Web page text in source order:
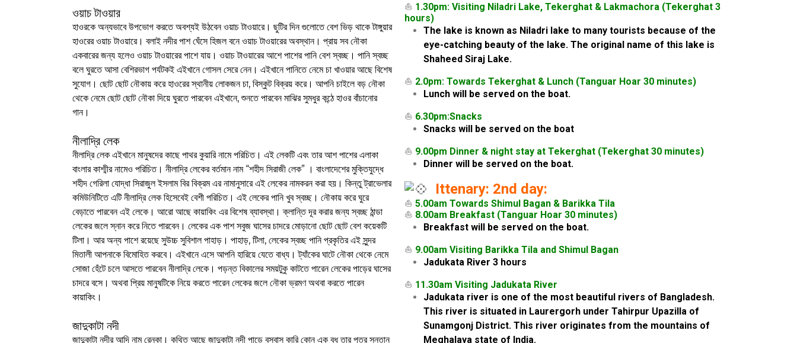
ওয়াচ টাওয়ার
হাওরকে অন্যভাবে উপভোগ করতে অবশ্যই উঠবেন ওয়াচ টাওয়ারে। ছুটির দিন গুলোতে বেশ ভিড় থাকে টাঙ্গুয়ার
হাওরের ওয়াচ টাওয়ারে। বলাই নদীর পাশ ঘেঁসে হিজল বনে ওয়াচ টাওয়ারের অবস্থান। প্রায় সব নৌকা
একবারের জন্য হলেও ওয়াচ টাওয়ারের পাশে যায়। ওয়াচ টাওয়ারের আশে পাশের পানি বেশ স্বচ্ছ। পানি স্বচ্ছ
বলে ঘুরতে আসা বেশিরভাগ পর্যটকই এইখানে গোসল সেরে নেন। এইখানে পানিতে নেমে চা খাওয়ার আছে বিশেষ
সুযোগ। ছোট ছোট নৌকায় করে হাওরের স্থানীয় লোকজন চা, বিস্কুট বিক্রয় করে। আপনি চাইলে বড় নৌকা
থেকে নেমে ছোট ছোট নৌকা দিয়ে ঘুরতে পারবেন এইখানে, শুনতে পারবেন মাঝির সুমধুর কন্ঠে হাওর বাঁচানোর
গান।
নীলাদ্রি লেক
নীলাদ্রি লেক এইখানে মানুষদের কাছে পাথর কুয়ারি নামে পরিচিত। এই লেকটি এবং তার আশ পাশের এলাকা
বাংলার কাশ্মীর নামেও পরিচিত। নীলাদ্রি লেকের বর্তমান নাম “শহীদ সিরাজী লেক” । বাংলাদেশের মুক্তিযুদ্ধে
শহীদ গেরিলা যোদ্ধা সিরাজুল ইসলাম বির বিক্রম এর নামানুসারে এই লেকের নামকরন করা হয়। কিন্তু ট্রাভেলার
কমিউনিটিতে এটি নীলাদ্রি লেক হিসেবেই বেশী পরিচিত। এই লেকের পানি খুব স্বচ্ছ। নৌকায় করে ঘুরে
বেড়াতে পারবেন এই লেকে। আরো আছে কায়াকিং এর বিশেষ ব্যাবস্থা। ক্লান্তি দূর করার জন্য স্বচ্ছ ঠান্ডা
লেকের জলে স্নান করে নিতে পারবেন। লেকের এক পাশ সবুজ ঘাসের চাদরে মোড়ানো ছোট ছোট বেশ কয়েকটি
টিলা। আর অন্য পাশে রয়েছে সুউচ্চ সুবিশাল পাহাড়। পাহাড়, টিলা, লেকের স্বচ্ছ পানি প্রকৃতির এই সুন্দর
মিতালী আপনাকে বিমোহিত করবে। এইখানে এসে আপনি হারিয়ে যেতে বাধ্য। ট্যাঁকের ঘাটে নৌকা থেকে নেমে
সোজা হেঁটে চলে আসতে পারবেন নীলাদ্রি লেকে। পড়ন্ত বিকালের সময়টুকু কাটতে পারেন লেকের পাড়ের ঘাসের
চাদরে বসে। অথবা প্রিয় মানুষটিকে নিয়ে করতে পারেন লেকের জলে নৌকা ভ্রমণ অথবা করতে পারেন
কায়াকিং।
জাদুকাটা নদী
জাদুকাটা নদীর আদি নাম রেনুকা। কথিত আছে জাদুকাটা নদী পাড়ে বসবাস কারি কোন এক বধু তার পুত্র সন্তান
⛵ 1.30pm: Visiting Niladri Lake, Tekerghat & Lakmachora (Tekerghat 3
hours)
The lake is known as Niladri lake to many tourists because of the
eye-catching beauty of the lake. The original name of this lake is
Shaheed Siraj Lake.
⛵ 2.0pm: Towards Tekerghat & Lunch (Tanguar Hoar 30 minutes)
Lunch will be served on the boat.
⛵ 6.30pm:Snacks
Snacks will be served on the boat
⛵ 9.00pm Dinner & night stay at Tekerghat (Tekerghat 30 minutes)
Dinner will be served on the boat.
Ittenary: 2nd day:
⛵ 5.00am Towards Shimul Bagan & Barikka Tila
⛵ 8.00am Breakfast (Tanguar Hoar 30 minutes)
Breakfast will be served on the boat.
⛵ 9.00am Visiting Barikka Tila and Shimul Bagan
Jadukata River 3 hours
⛵ 11.30am Visiting Jadukata River
Jadukata river is one of the most beautiful rivers of Bangladesh.
This river is situated in Laurergorh under Tahirpur Upazilla of
Sunamgonj District. This river originates from the mountains of
Meghalaya state of India.